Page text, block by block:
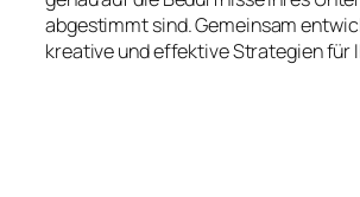
abgestimmt sind. Gemeinsam
kreative und effektive Strategien für